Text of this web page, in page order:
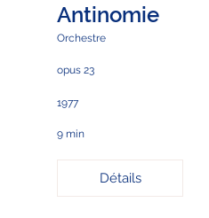
Antinomie
Orchestre
opus 23
1977
9 min
Détails